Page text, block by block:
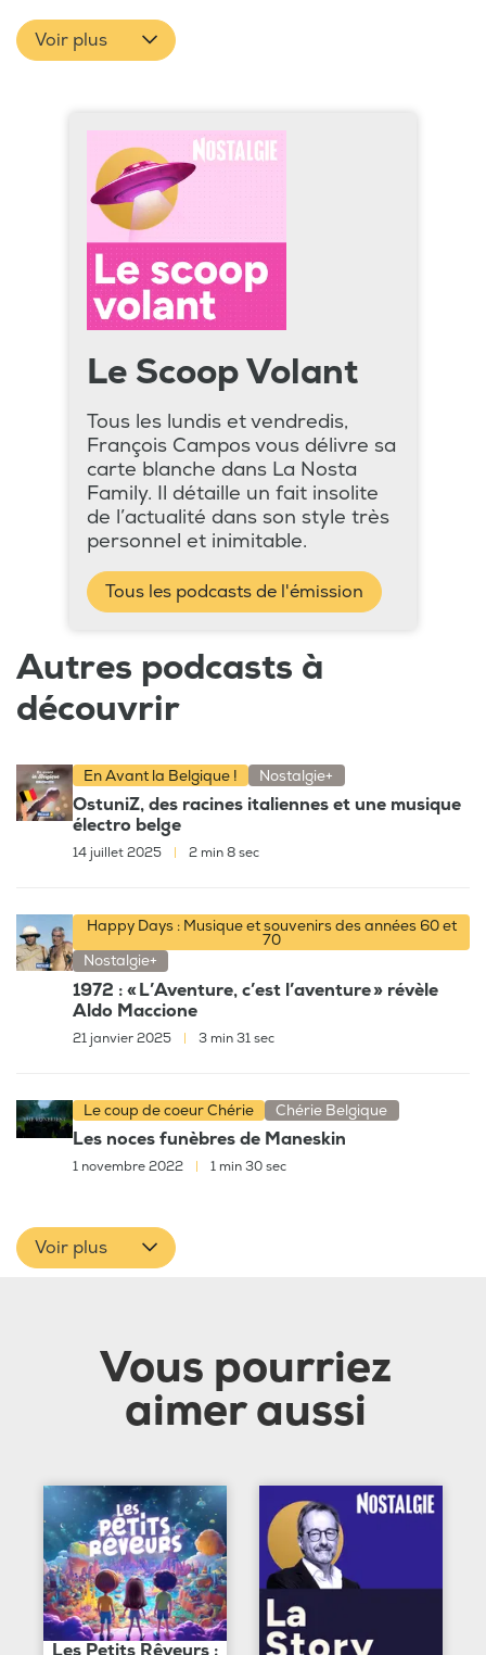
Voir plus
Le Scoop Volant
Tous les lundis et vendredis,
François Campos vous délivre sa
carte blanche dans La Nosta
Family. Il détaille un fait insolite
de l’actualité dans son style très
personnel et inimitable.
Tous les podcasts de l'émission
Autres podcasts à
découvrir
En Avant la Belgique ! Nostalgie+
OstuniZ, des racines italiennes et une musique
électro belge
14 juillet 2025 2 min 8 sec
Happy Days : Musique et souvenirs des années 60 et
70
Nostalgie+
1972 : « L’Aventure, c’est l’aventure » révèle
Aldo Maccione
21 janvier 2025 | 3 min 31 sec
Le coup de coeur Chérie Chérie Belgique
Les noces funèbres de Maneskin
1 novembre 2022 1 min 30 sec
Voir plus
Vous pourriez
aimer aussi
Les Petits Rêveurs :